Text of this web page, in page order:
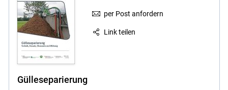
per Post anfordern
Link teilen
Gülleseparierung